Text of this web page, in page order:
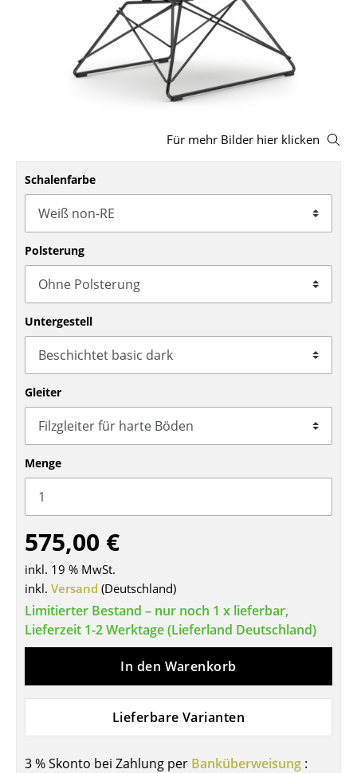
Bänke & Liegen
Schaukelstühle
Bürodrehstühle
Konferenzstühle
Bürosessel
Einzelteile
... alle Sitzmöbel
Tische
Esstische
Beistelltische
Couchtische
Schreibtische
Sekretäre & PC-Tische
Konferenztische
Stehtische & Stehpulte
Kindertische
Servierwagen
... alle Tische
Für mehr Bilder hier klicken
Schalenfarbe
Polsterung
Untergestell
Gleiter
Menge
575,00 €
inkl. 19 % MwSt.
inkl. Versand (Deutschland)
Limitierter Bestand – nur noch 1 x lieferbar,
Lieferzeit 1-2 Werktage (Lieferland Deutschland)
In den Warenkorb
Lieferbare Varianten
3 % Skonto bei Zahlung per Banküberweisung :